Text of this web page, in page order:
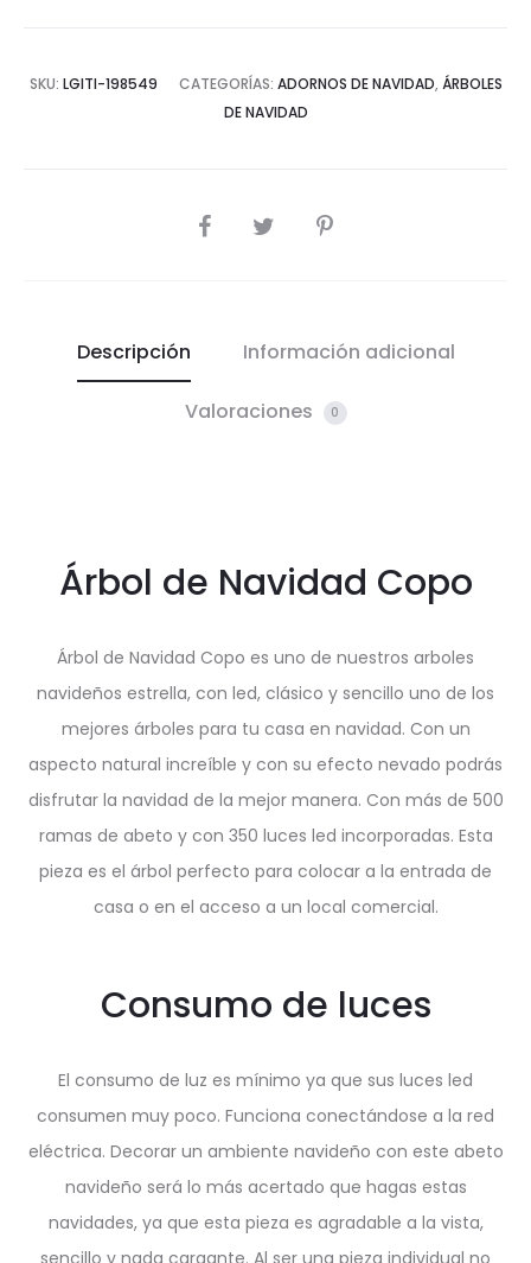
SKU: LGITI-198549 CATEGORÍAS: ADORNOS DE NAVIDAD, ÁRBOLES
DE NAVIDAD
COMPARTIR
Descripción Información adicional
Valoraciones 0
Árbol de Navidad Copo
Árbol de Navidad Copo es uno de nuestros arboles
navideños estrella, con led, clásico y sencillo uno de los
mejores árboles para tu casa en navidad. Con un
aspecto natural increíble y con su efecto nevado podrás
disfrutar la navidad de la mejor manera. Con más de 500
ramas de abeto y con 350 luces led incorporadas. Esta
pieza es el árbol perfecto para colocar a la entrada de
casa o en el acceso a un local comercial.
Consumo de luces
El consumo de luz es mínimo ya que sus luces led
consumen muy poco. Funciona conectándose a la red
eléctrica. Decorar un ambiente navideño con este abeto
navideño será lo más acertado que hagas estas
navidades, ya que esta pieza es agradable a la vista,